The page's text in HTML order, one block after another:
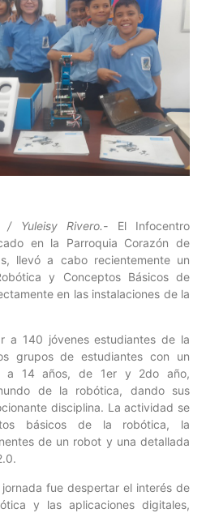
/ Yuleisy Rivero.- El Infocentro
en la Parroquia Corazón de
llevó a cabo recientemente un
y Conceptos Básicos de
en las instalaciones de la
a 140 jóvenes estudiantes de la
grupos de estudiantes con un
a 14 años, de 1er y 2do año,
de la robótica, dando sus
disciplina. La actividad se
básicos de la robótica, la
de un robot y una detallada
fue despertar el interés de
y las aplicaciones digitales,